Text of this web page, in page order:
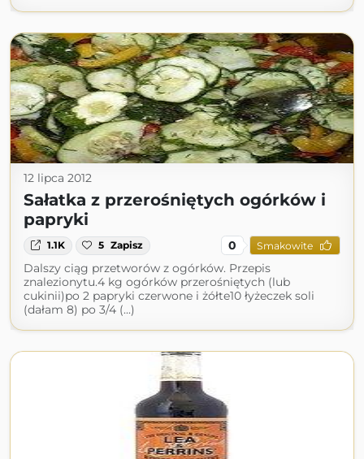
12 lipca 2012
Sałatka z przerośniętych ogórków i
papryki
1.1K 5 Zapisz 0 Smakowite
Dalszy ciąg przetworów z ogórków. Przepis
znalezionytu.4 kg ogórków przerośniętych (lub
cukinii)po 2 papryki czerwone i żółte10 łyżeczek soli
(dałam 8) po 3/4 (...)